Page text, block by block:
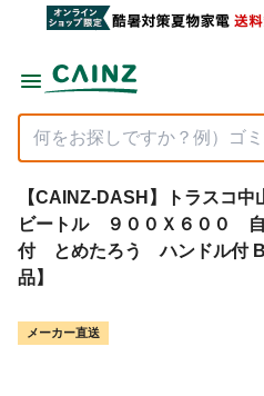
【CAINZ-DASH】トラスコ
ビートル ９００Ｘ６００
付 とめたろう ハンドル付
品】
メーカー直送